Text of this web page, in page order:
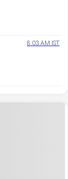
8:03 AM IST